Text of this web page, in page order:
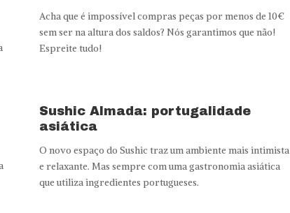
Acha que é impossível compras peças por menos de 10€
sem ser na altura dos saldos? Nós garantimos que não!
Espreite tudo!
Sushic Almada: portugalidade
asiática
O novo espaço do Sushic traz um ambiente mais intimista
e relaxante. Mas sempre com uma gastronomia asiática
que utiliza ingredientes portugueses.